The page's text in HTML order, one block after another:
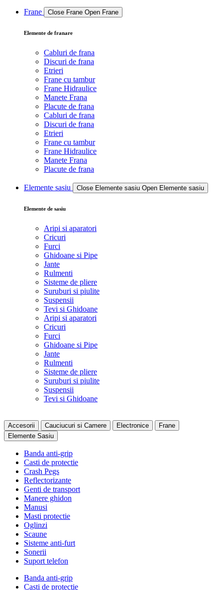
Frane Close Frane Open Frane
Elemente de franare
Cabluri de frana
Discuri de frana
Etrieri
Frane cu tambur
Frane Hidraulice
Manete Frana
Placute de frana
Cabluri de frana
Discuri de frana
Etrieri
Frane cu tambur
Frane Hidraulice
Manete Frana
Placute de frana
Elemente sasiu Close Elemente sasiu Open Elemente sasiu
Elemente de sasiu
Aripi si aparatori
Cricuri
Furci
Ghidoane si Pipe
Jante
Rulmenti
Sisteme de pliere
Suruburi si piulite
Suspensii
Tevi si Ghidoane
Aripi si aparatori
Cricuri
Furci
Ghidoane si Pipe
Jante
Rulmenti
Sisteme de pliere
Suruburi si piulite
Suspensii
Tevi si Ghidoane
Accesorii Cauciucuri si Camere Electronice
Frane
Elemente Sasiu
Banda anti-grip
Casti de protectie
Crash Pegs
Reflectorizante
Genti de transport
Manere ghidon
Manusi
Masti protectie
Oglinzi
Scaune
Sisteme anti-furt
Sonerii
Suport telefon
Banda anti-grip
Casti de protectie